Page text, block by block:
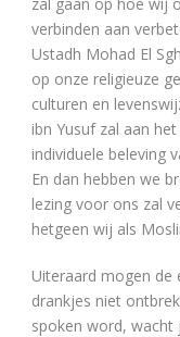
verbinden aan
Ustadh Mohad El
op onze religieuze
culturen en
ibn Yusuf zal aan
individuele beleving
En dan hebben we
lezing voor ons zal
hetgeen wij als
Uiteraard mogen de
drankjes niet
spoken word, wacht